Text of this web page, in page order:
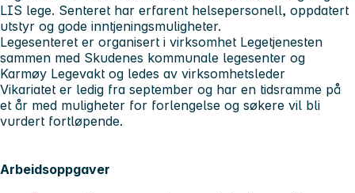
LIS lege. Senteret har erfarent helsepersonell, oppdatert
utstyr og gode inntjeningsmuligheter.
Legesenteret er organisert i virksomhet Legetjenesten
sammen med Skudenes kommunale legesenter og
Karmøy Legevakt og ledes av virksomhetsleder
Vikariatet er ledig fra september og har en tidsramme på
et år med muligheter for forlengelse og søkere vil bli
vurdert fortløpende.
Arbeidsoppgaver